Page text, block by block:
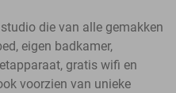
die van alle gemakken
eigen badkamer,
gratis wifi en
voorzien van unieke